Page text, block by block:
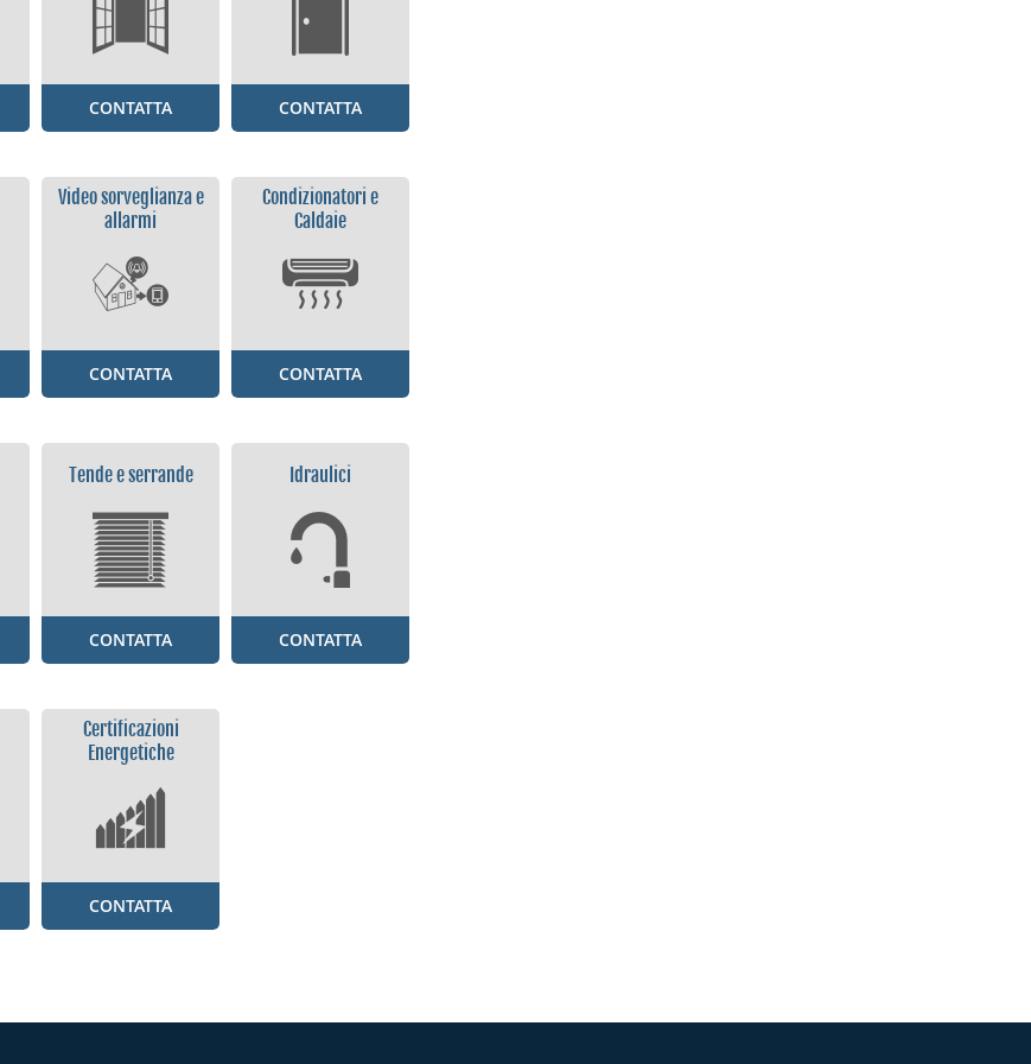
CONTATTA CONTATTA
Video sorveglianza e
allarmi
CONTATTA
Condizionatori e
Caldaie
CONTATTA
Tende e serrande
CONTATTA
Idraulici
CONTATTA
Certificazioni
Energetiche
CONTATTA